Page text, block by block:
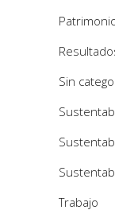
Sin
Trabajo